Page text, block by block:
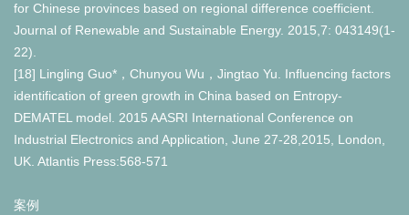
for Chinese provinces based on regional difference coefficient.
Journal of Renewable and Sustainable Energy. 2015,7: 043149(1-
22).
[18] Lingling Guo*，Chunyou Wu，Jingtao Yu. Influencing factors
identification of green growth in China based on Entropy-
DEMATEL model. 2015 AASRI International Conference on
Industrial Electronics and Application, June 27-28,2015, London,
UK. Atlantis Press:568-571
案例